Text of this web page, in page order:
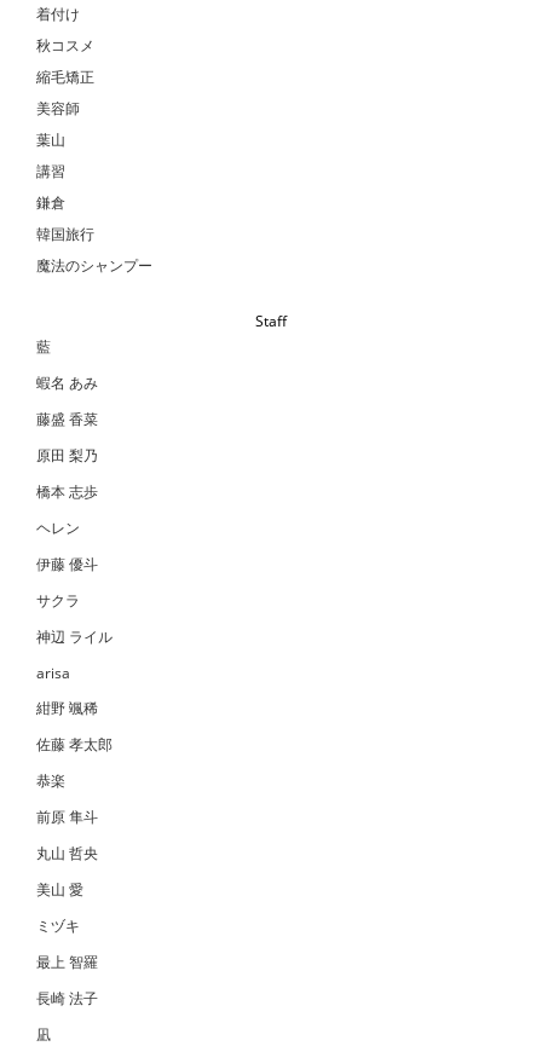
着付け
秋コスメ
縮毛矯正
美容師
葉山
講習
鎌倉
韓国旅行
魔法のシャンプー
Staff
藍
蝦名 あみ
藤盛 香菜
原田 梨乃
橋本 志歩
ヘレン
伊藤 優斗
サクラ
神辺 ライル
arisa
紺野 颯稀
佐藤 孝太郎
恭楽
前原 隼斗
丸山 哲央
美山 愛
ミヅキ
最上 智羅
長崎 法子
凪